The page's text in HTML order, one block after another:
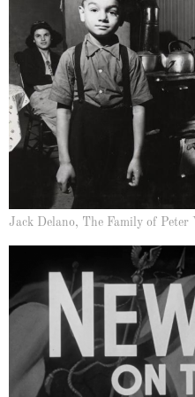
Jack Delano, The Family of Peter